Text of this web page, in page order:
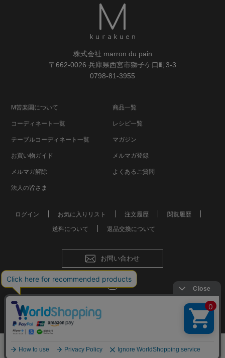
株式会社 marron du pain
〒662-0026 兵庫県西宮市獅子ケ口町3-3
0798-81-3955
M苦楽園について 商品一覧
コーディネート一覧 レシピ一覧
テーブルコーディネート一覧 マガジン
お買い物ガイド メルマガ登録
メルマガ解除 よくあるご質問
法人の皆さま
ログイン お気に入りリスト 注文履歴 閲覧履歴
送料について 返品交換について
お問い合わせ
会社概要
おしゃれな食器やお皿の通販